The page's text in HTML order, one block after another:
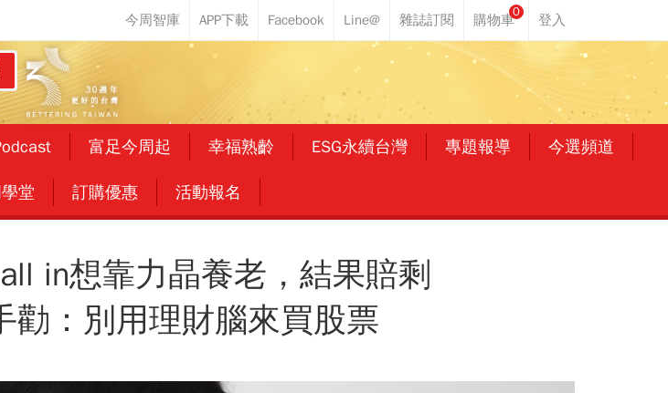
0
富足今周起 幸福熟齡 ESG永續台灣 專題報導 今選頻道
堂 訂購優惠 活動報名
in想靠力晶養老，結果賠剩
：別用理財腦來買股票